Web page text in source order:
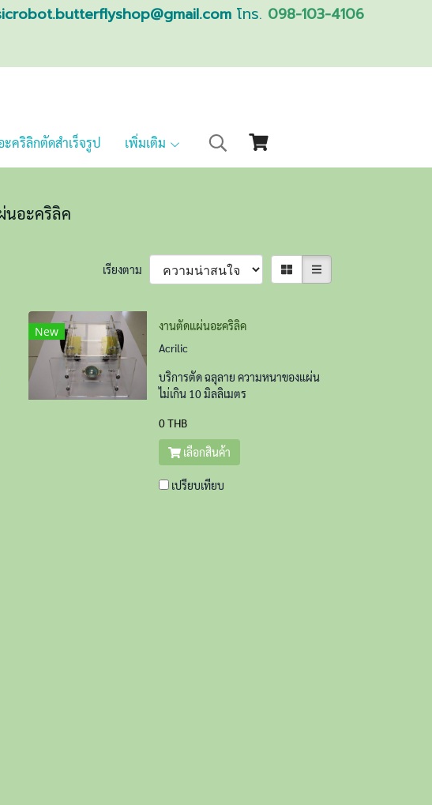
โทร. 098-103-4106
ะคริลิกตัดสำเร็จรูป เพิ่มเติม
นอะคริลิค
เรียงตาม
New
งานตัดแผ่นอะคริลิค
Acrilic
บริการตัด ฉลุลาย ความหนาของแผ่น
ไม่เกิน 10 มิลลิเมตร
0 THB
เลือกสินค้า
เปรียบเทียบ